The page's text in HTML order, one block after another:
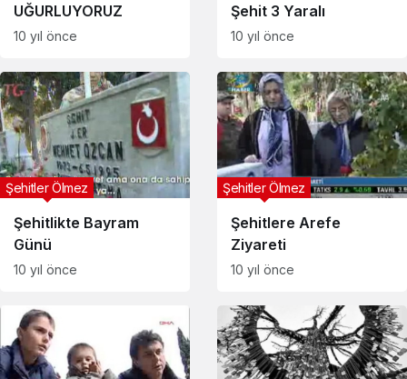
UĞURLUYORUZ
10 yıl önce
Şehit 3 Yaralı
10 yıl önce
Şehitlikte Bayram
Günü
Şehitler Ölmez
10 yıl önce
Şehitlere Arefe
Ziyareti
Şehitler Ölmez
10 yıl önce